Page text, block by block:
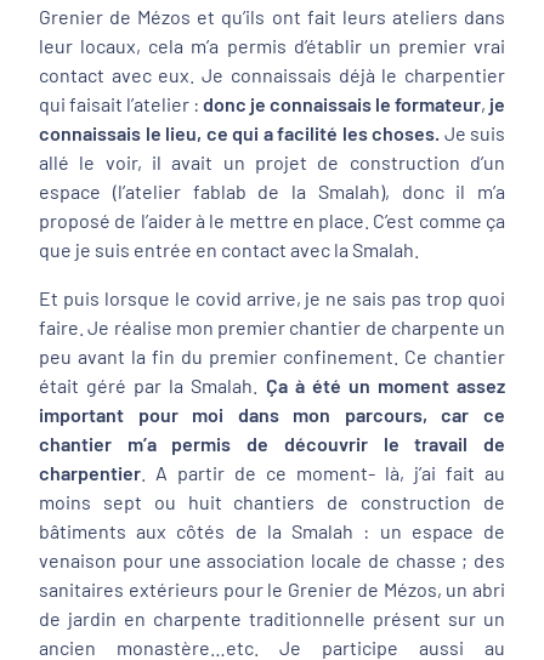
Grenier de Mézos et qu’ils ont fait leurs ateliers dans
leur locaux, cela m’a permis d’établir un premier vrai
contact avec eux. Je connaissais déjà le charpentier
qui faisait l’atelier : donc je connaissais le formateur, je
connaissais le lieu, ce qui a facilité les choses. Je suis
allé le voir, il avait un projet de construction d’un
espace (l’atelier fablab de la Smalah), donc il m’a
proposé de l’aider à le mettre en place. C’est comme ça
que je suis entrée en contact avec la Smalah.
Et puis lorsque le covid arrive, je ne sais pas trop quoi
faire. Je réalise mon premier chantier de charpente un
peu avant la fin du premier confinement. Ce chantier
était géré par la Smalah. Ça à été un moment assez
important pour moi dans mon parcours, car ce
chantier m’a permis de découvrir le travail de
charpentier . A partir de ce moment- là, j’ai fait au
moins sept ou huit chantiers de construction de
bâtiments aux côtés de la Smalah : un espace de
venaison pour une association locale de chasse ; des
sanitaires extérieurs pour le Grenier de Mézos, un abri
de jardin en charpente traditionnelle présent sur un
ancien monastère…etc. Je participe aussi au